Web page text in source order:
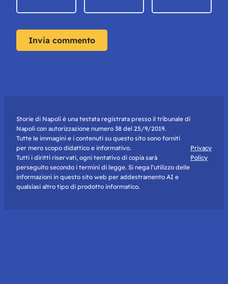
Storie di Napoli è una testata registrata presso il tribunale di
Napoli con autorizzazione numero 38 del 25/9/2019.
Tutte le immagini e i contenuti su questo sito sono forniti
per mero scopo didattico e informativo.
Tutti i diritti riservati, ogni tentativo di copia sarà
perseguito secondo i termini di legge. Si nega l’utilizzo delle
informazioni in questo sito web per addestramento AI e
qualsiasi altro tipo di prodotto informatico.
Privacy
Policy